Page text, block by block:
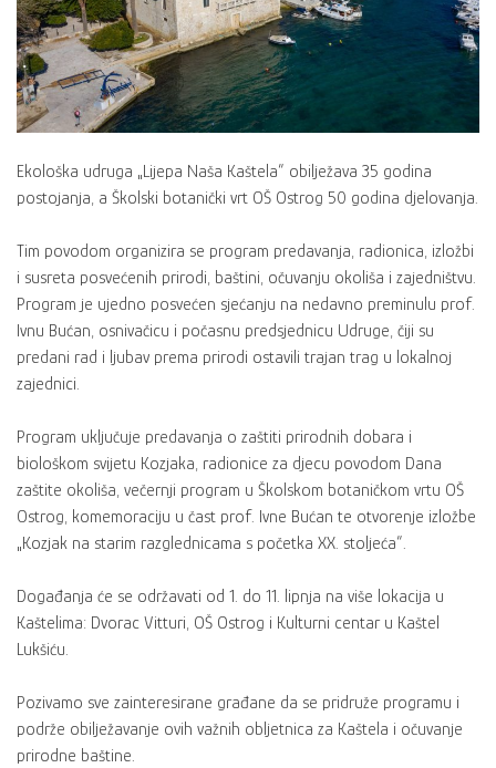
Ekološka udruga „Lijepa Naša Kaštela“ obilježava 35 godina
postojanja, a Školski botanički vrt OŠ Ostrog 50 godina djelovanja.
Tim povodom organizira se program predavanja, radionica, izložbi
i susreta posvećenih prirodi, baštini, očuvanju okoliša i zajedništvu.
Program je ujedno posvećen sjećanju na nedavno preminulu prof.
Ivnu Bućan, osnivačicu i počasnu predsjednicu Udruge, čiji su
predani rad i ljubav prema prirodi ostavili trajan trag u lokalnoj
zajednici.
Program uključuje predavanja o zaštiti prirodnih dobara i
biološkom svijetu Kozjaka, radionice za djecu povodom Dana
zaštite okoliša, večernji program u Školskom botaničkom vrtu OŠ
Ostrog, komemoraciju u čast prof. Ivne Bućan te otvorenje izložbe
„Kozjak na starim razglednicama s početka XX. stoljeća“.
Događanja će se održavati od 1. do 11. lipnja na više lokacija u
Kaštelima: Dvorac Vitturi, OŠ Ostrog i Kulturni centar u Kaštel
Lukšiću.
Pozivamo sve zainteresirane građane da se pridruže programu i
podrže obilježavanje ovih važnih obljetnica za Kaštela i očuvanje
prirodne baštine.